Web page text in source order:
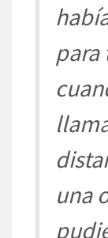
para
una